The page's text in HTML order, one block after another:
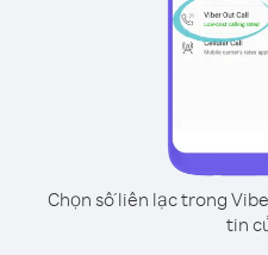
Chọn số liên lạc trong
tin